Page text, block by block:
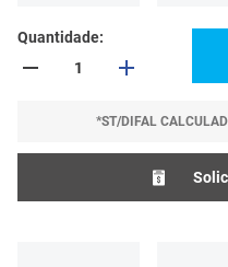
Quantidade
*ST/DIFAL